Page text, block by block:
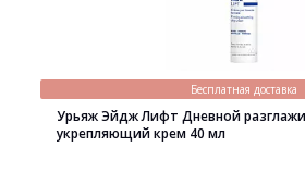
Бесплатная доставка
Урьяж Эйдж Лифт Дневной
укрепляющий крем 40 мл